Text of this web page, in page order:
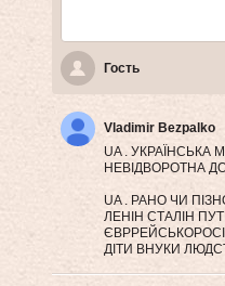
Гость
Vladimir Bezpalko
UA . УКРАЇНСЬКА
НЕВІДВОРОТНА ДО
UA . РАНО ЧИ
ЛЕНІН СТАЛІН
ДІТИ ВНУКИ